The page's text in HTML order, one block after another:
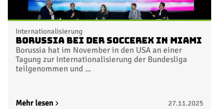
Internationalisierung
Borussia bei der Soccerex in Miami
Borussia hat im November in den USA an einer
Tagung zur Internationalisierung der Bundesliga
teilgenommen und ...
Mehr lesen 27.11.2025